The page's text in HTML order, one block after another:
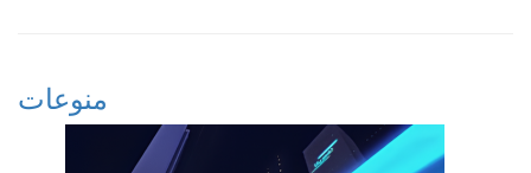
منوعات